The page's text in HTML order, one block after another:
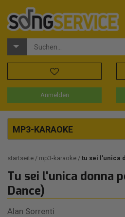
Anmelden
MP3-KARAOKE
startseite mp3-karaoke tu sei l'unica
Tu sei l'unica donna
Dance)
Alan Sorrenti